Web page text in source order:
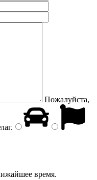
Пожалуйста,
.
время.